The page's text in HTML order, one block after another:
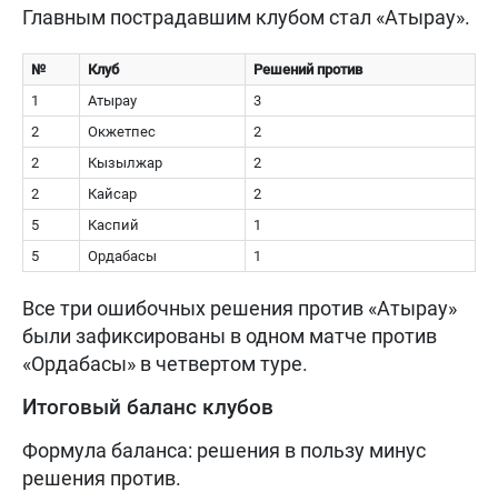
Главным пострадавшим клубом стал «Атырау».
№ Клуб
Решений против
1
Атырау
3
2
Окжетпес
2
2
Кызылжар
2
2
Кайсар
2
5
Каспий
1
5
Ордабасы 1
Все три ошибочных решения против «Атырау»
были зафиксированы в одном матче против
«Ордабасы» в четвертом туре.
Итоговый баланс клубов
Формула баланса: решения в пользу минус
решения против.